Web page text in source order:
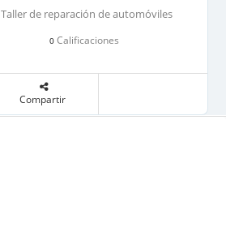
Taller de reparación de automóviles
0Calificaciones
Compartir